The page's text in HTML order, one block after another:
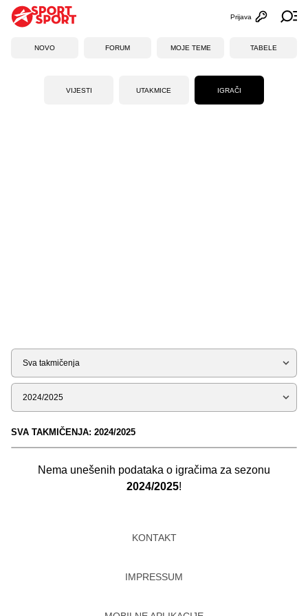
Otvori
Prijava
NOVO FORUM MOJE TEME TABELE
VIJESTI UTAKMICE IGRAČI
Tip
Sezona
SVA TAKMIČENJA: 2024/2025
Nema unešenih podataka o igračima za sezonu
2024/2025!
KONTAKT
IMPRESSUM